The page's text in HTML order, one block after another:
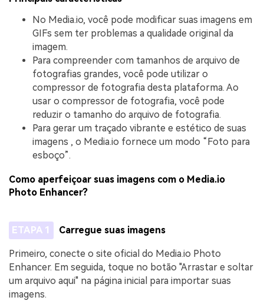
No Media.io, você pode modificar suas imagens em
GIFs sem ter problemas a qualidade original da
imagem.
Para compreender com tamanhos de arquivo de
fotografias grandes, você pode utilizar o
compressor de fotografia desta plataforma. Ao
usar o compressor de fotografia, você pode
reduzir o tamanho do arquivo de fotografia.
Para gerar um traçado vibrante e estético de suas
imagens , o Media.io fornece um modo “Foto para
esboço”.
Como aperfeiçoar suas imagens com o Media.io
Photo Enhancer?
ETAPA 1 Carregue suas imagens
Primeiro, conecte o site oficial do Media.io Photo
Enhancer. Em seguida, toque no botão "Arrastar e soltar
um arquivo aqui" na página inicial para importar suas
imagens.